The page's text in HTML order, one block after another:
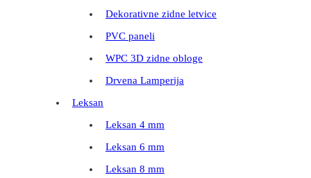
Dekorativne zidne letvice
PVC paneli
WPC 3D zidne obloge
Drvena Lamperija
Leksan
Leksan 4 mm
Leksan 6 mm
Leksan 8 mm